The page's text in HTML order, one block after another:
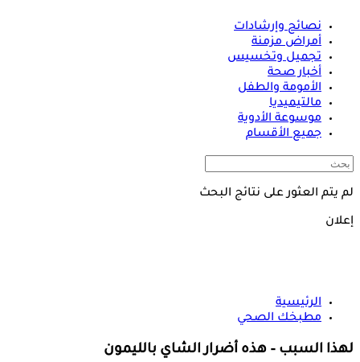
نصائح وإرشادات
أمراض مزمنة
تجميل وتخسيس
أخبار صحة
الأمومة والطفل
مالتيميديا
موسوعة الأدوية
جميع الأقسام
لم يتم العثور على نتائج البحث
إعلان
الرئيسية
مطبخك الصحي
لهذا السبب – هذه أضرار الشاي بالليمون